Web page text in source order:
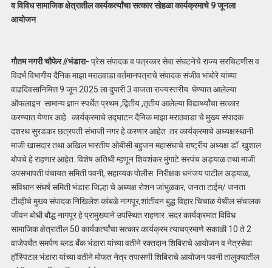
व विविध सामाजिक क्षेत्रातील कार्यकर्त्यांचा सत्कार सोहळा कार्यक्रमाचे 9 जूनला
आयोजन
गौतम नगरी चौफेर //भंडारा- प्रेस संपादक व पत्रकार सेवा संघटनेचे राज्य सरचिटणीस व
विदर्भ विभागीय दैनिक माझा मराठवाडा वर्तमानपत्राचे संपादक संजीव भांबोरे यांच्या
वाढदिवसानिमित्त 9 जून 2025 ला दुपारी 3 वाजता राज्यस्तरीय घेण्यात आलेल्या
ऑफलाइन सामान्य ज्ञान स्पर्धेत प्रथम ,द्वितीय ,तृतीय आलेल्या विद्यार्थ्यांचा सत्कार
करण्यात येणार आहे. कार्यक्रमाचे उद्घाटन दैनिक माझा मराठवाडा चे मुख्य संपादक
दशरथ सुरडकर छत्रपती संभाजी नगर हे करणार आहेत .तर कार्यक्रमाचे अध्यक्षस्थानी
माजी खासदार तथा अखिल भारतीय ओबीसी बहुजन महासंघाचे राष्ट्रीय अध्यक्ष डॉ .खुशाल
बोपचे हे राहणार आहेत. विशेष अतिथी म्हणून शिवशंकर मुंगाटे सरपंच अड्याळ तथा माजी
उपसभापती पंचायत समिती पवनी, सहाय्यक पोलीस निरीक्षक धनंजय पाटील अड्याळ,
संविधान संघर्ष समिती भंडारा जिल्हा चे अध्यक्ष रोशन जांभुळकर, जनता टाईम/ जनता
टीव्हीचे मुख्य संपादक निखिलेश कांबळे नागपूर,शांतीवन बुद्ध विहार चिचाळ येथील संचालक
जीवन बोधी बौद्ध नागपूर हे प्रामुख्याने उपस्थित राहणार .सदर कार्यक्रमात विविध
सामाजिक क्षेत्रातील 50 कार्यकर्त्यांचा सत्कार कार्यक्रम त्याचप्रमाणे सकाळी 10 ते 2
वाजेपर्यंत समर्पण ब्लड बँक भंडारा यांच्या वतीने रक्तदान शिबिराचे आयोजन व नेत्रसेवा
हॉस्पिटल भंडारा यांच्या वतीने मोफत नेत्र तपासणी शिबिराचे आयोजन पवनी तालुक्यातील